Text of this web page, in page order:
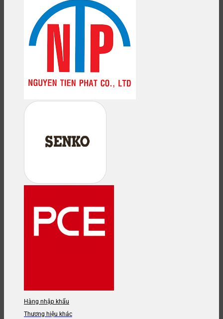
Hàng nhập khẩu
Thương hiệu khác